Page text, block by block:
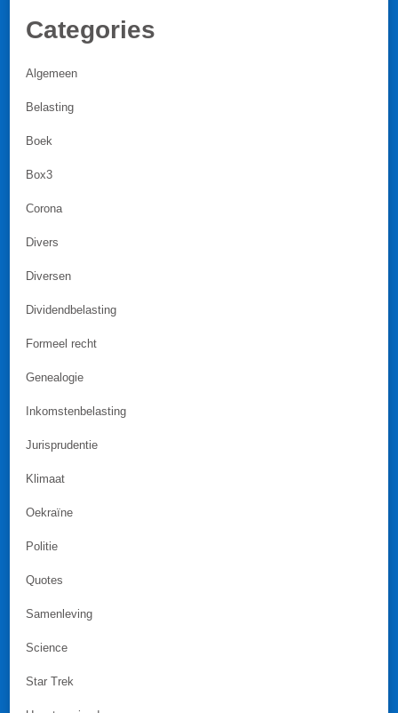
Categories
Algemeen
Belasting
Boek
Box3
Corona
Divers
Diversen
Dividendbelasting
Formeel recht
Genealogie
Inkomstenbelasting
Jurisprudentie
Klimaat
Oekraïne
Politie
Quotes
Samenleving
Science
Star Trek